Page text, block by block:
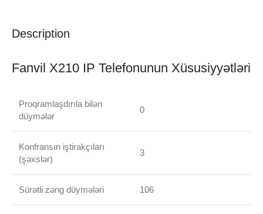
Description
Fanvil X210 IP Telefonunun Xüsusiyyətləri
Proqramlaşdırıla bilən
düymələr
0
Konfransın iştirakçıları
(şəxslər)
3
Sürətli zəng düymələri 106